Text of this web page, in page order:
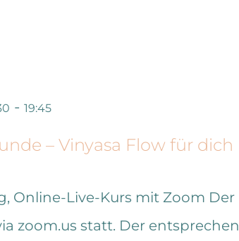
– Vinyasa Flow für dich
-19:45
Online-Live-Kurs mit Zoom Der
zoom.us statt. Der